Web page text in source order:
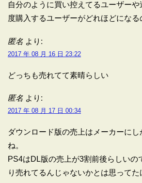
自分のように買い控えてるユーザー
度購入するユーザーがどれほどになる
匿名 より:
2017 年 08 月 16 日 23:22
どっちも売れてて素晴らしい
匿名 より:
2017 年 08 月 17 日 00:34
ダウンロード版の売上はメーカーにし
ね。
PS4はDL版の売上が3割前後らしいの
り売れてるんじゃないかとは思ってた